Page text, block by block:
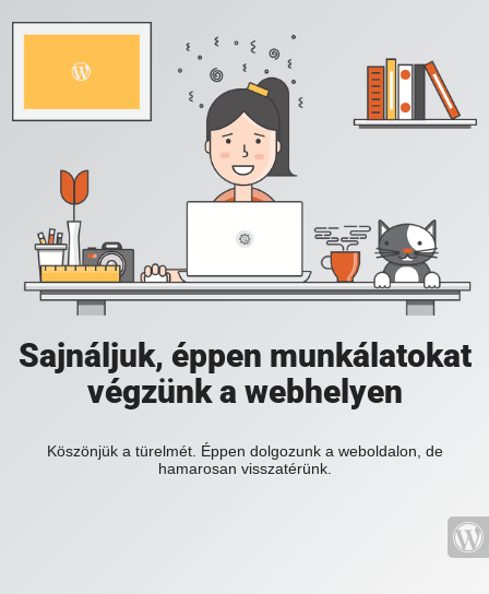
Sajnáljuk, éppen munkálatokat
végzünk a webhelyen
Köszönjük a türelmét. Éppen dolgozunk a weboldalon, de
hamarosan visszatérünk.